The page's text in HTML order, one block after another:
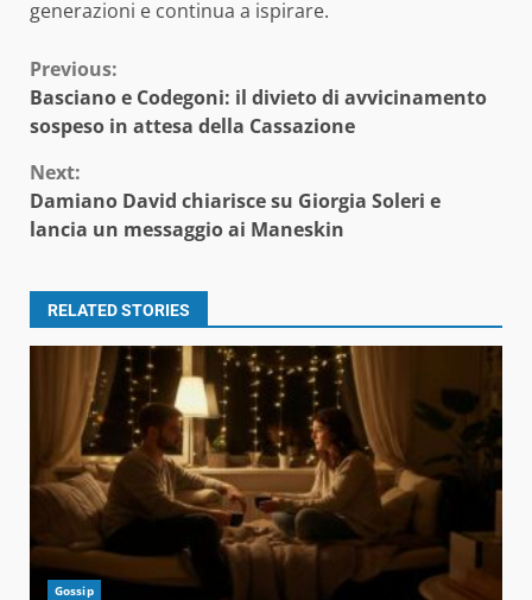
generazioni e continua a ispirare.
Continue
Reading
Previous:
Basciano e Codegoni: il divieto di avvicinamento
sospeso in attesa della Cassazione
Next:
Damiano David chiarisce su Giorgia Soleri e
lancia un messaggio ai Maneskin
RELATED STORIES
Gossip